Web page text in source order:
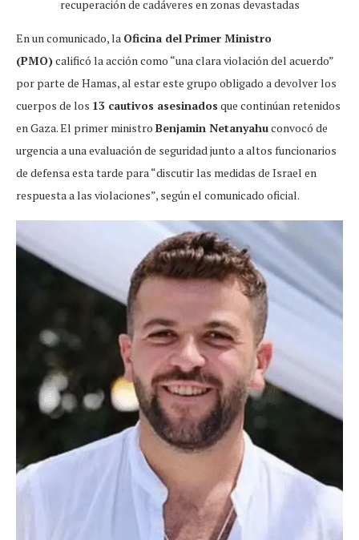
recuperación de cadáveres en zonas devastadas
En un comunicado, la Oficina del Primer Ministro
(PMO)calificó la acción como “una clara violación del acuerdo”
por parte de Hamas, al estar este grupo obligado a devolver los
cuerpos de los 13 cautivos asesinados que continúan retenidos
en Gaza. El primer ministro Benjamin Netanyahuconvocó de
urgencia a una evaluación de seguridad junto a altos funcionarios
de defensa esta tarde para “discutir las medidas de Israel en
respuesta a las violaciones”, según el comunicado oficial.